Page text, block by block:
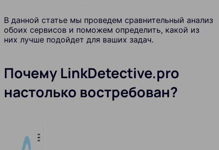
В данной статье мы проведем сравнительный анализ
обоих сервисов и поможем определить, какой из
них лучше подойдет для ваших задач.
Почему LinkDetective.pro
настолько востребован?